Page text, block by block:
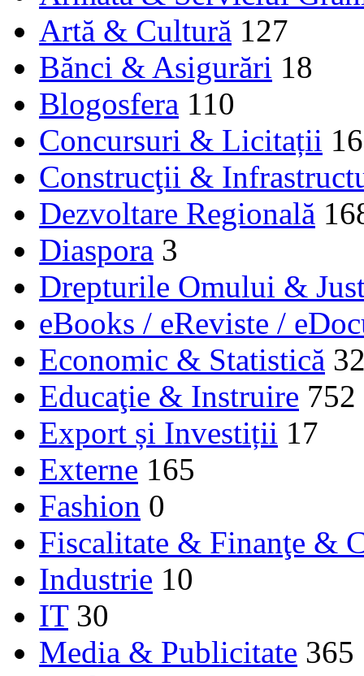
Artă & Cultură 127
Bănci & Asigurări 18
Blogosfera 110
Concursuri & Licitații 16
Construcţii &
Dezvoltare Regională
Diaspora 3
Drepturile Omului &
eBooks / eReviste /
Economic & Statistică
Educaţie & Instruire 752
Export și Investiții 17
Externe 165
Fashion 0
Fiscalitate & Finanţe &
Industrie 10
IT 30
Media & Publicitate 365